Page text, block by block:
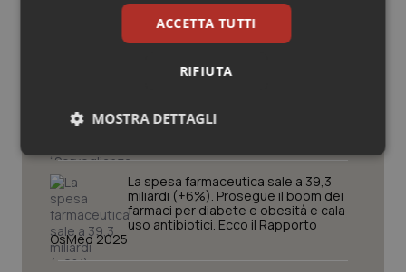
Tumori del Polmone & Testa Collo
Tumori gastrointestinali
Ulcera & Reflusso
Vaccini
Ebola in Congo. Oms e Africa Cdc:
“Epidemia più veloce della risposta”.
Quasi 4mila casi e 1.801 morti
“Sorveglianza e dati scientifici, senza
allarmismi. Sistema italiano
La spesa farmaceutica sale a 39,3
miliardi (+6%). Prosegue il boom dei
farmaci per diabete e obesità e cala
uso antibiotici. Ecco il Rapporto
OsMed 2025
ACCETTA TUTTI
RIFIUTA
MOSTRA DETTAGLI
Necessari Statistici Marketing